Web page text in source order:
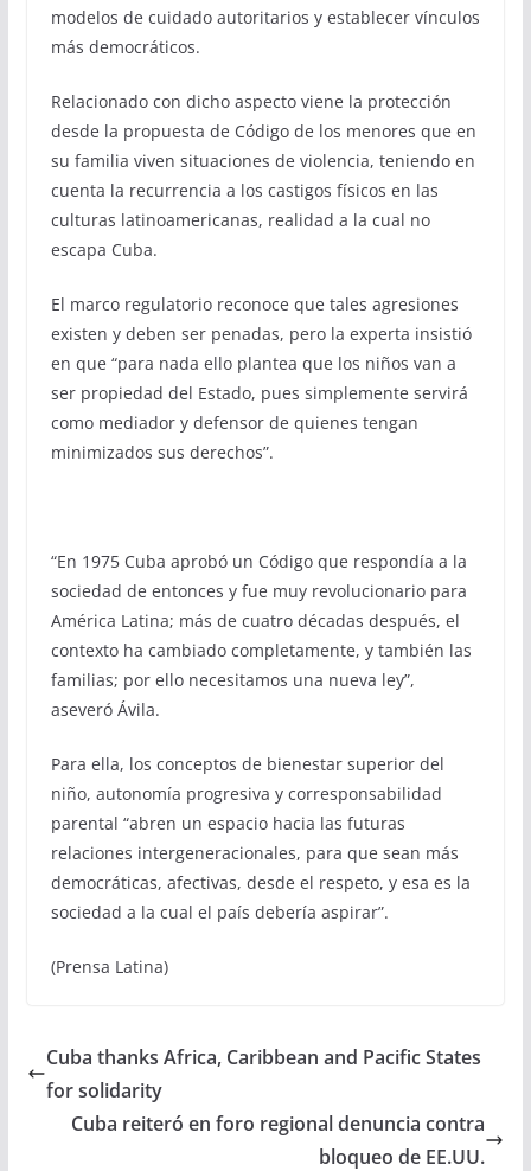
modelos de cuidado autoritarios y establecer vínculos
más democráticos.
Relacionado con dicho aspecto viene la protección
desde la propuesta de Código de los menores que en
su familia viven situaciones de violencia, teniendo en
cuenta la recurrencia a los castigos físicos en las
culturas latinoamericanas, realidad a la cual no
escapa Cuba.
El marco regulatorio reconoce que tales agresiones
existen y deben ser penadas, pero la experta insistió
en que “para nada ello plantea que los niños van a
ser propiedad del Estado, pues simplemente servirá
como mediador y defensor de quienes tengan
minimizados sus derechos”.
“En 1975 Cuba aprobó un Código que respondía a la
sociedad de entonces y fue muy revolucionario para
América Latina; más de cuatro décadas después, el
contexto ha cambiado completamente, y también las
familias; por ello necesitamos una nueva ley”,
aseveró Ávila.
Para ella, los conceptos de bienestar superior del
niño, autonomía progresiva y corresponsabilidad
parental “abren un espacio hacia las futuras
relaciones intergeneracionales, para que sean más
democráticas, afectivas, desde el respeto, y esa es la
sociedad a la cual el país debería aspirar”.
(Prensa Latina)
Cuba thanks Africa, Caribbean and Pacific States
for solidarity
Cuba reiteró en foro regional denuncia contra
bloqueo de EE.UU.